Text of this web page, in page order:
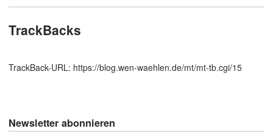
TrackBacks
TrackBack-URL: https://blog.wen-waehlen.de/mt/mt-tb.cgi/15
Newsletter abonnieren